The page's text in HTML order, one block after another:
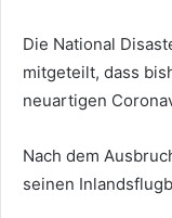
Die National
mitgeteilt, dass
neuartigen
Nach dem
seinen